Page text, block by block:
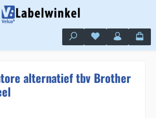
Je hebt 0 items op
alternatief tbv Brother